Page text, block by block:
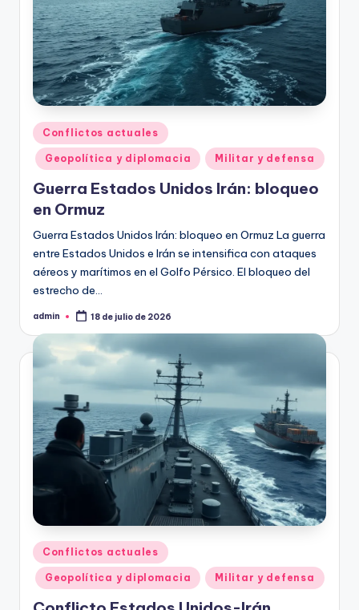
Publicado
en
Conflictos actuales
Geopolítica y diplomacia Militar y defensa
Guerra Estados Unidos Irán: bloqueo
en Ormuz
Guerra Estados Unidos Irán: bloqueo en Ormuz La guerra
entre Estados Unidos e Irán se intensifica con ataques
aéreos y marítimos en el Golfo Pérsico. El bloqueo del
estrecho de…
Publicado
admin 18 de julio de 2026
Publicado
en
Conflictos actuales
Geopolítica y diplomacia Militar y defensa